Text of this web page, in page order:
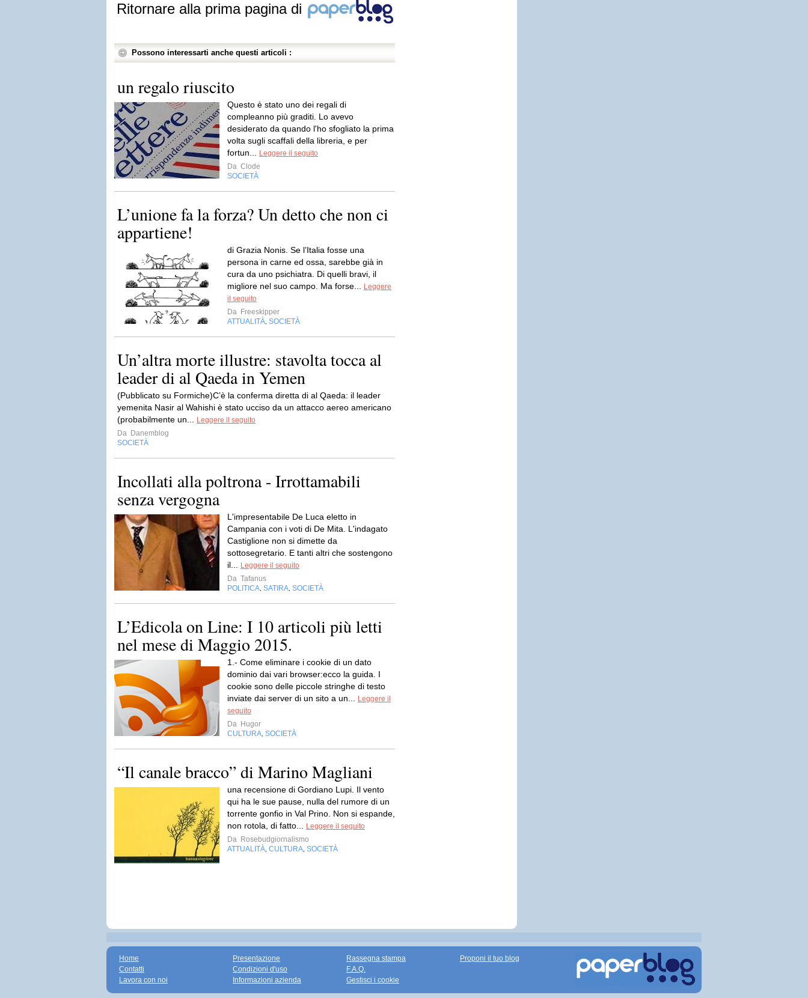
Ritornare alla prima pagina di
Possono interessarti anche questi articoli :
un regalo riuscito
Questo è stato uno dei regali di
compleanno più graditi. Lo avevo
desiderato da quando l'ho sfogliato la prima
volta sugli scaffali della libreria, e per
fortun...
Leggere il seguito
Da Clode
SOCIETÀ
L’unione fa la forza? Un detto che non ci
appartiene!
di Grazia Nonis. Se l’Italia fosse una
persona in carne ed ossa, sarebbe già in
cura da uno psichiatra. Di quelli bravi, il
migliore nel suo campo. Ma forse...
Leggere
il seguito
Da Freeskipper
ATTUALITÀ SOCIETÀ
Un’altra morte illustre: stavolta tocca al
leader di al Qaeda in Yemen
(Pubblicato su Formiche)C’è la conferma diretta di al Qaeda: il leader
yemenita Nasir al Wahishi è stato ucciso da un attacco aereo americano
(probabilmente un...
Leggere il seguito
Da Danemblog
SOCIETÀ
Incollati alla poltrona - Irrottamabili
senza vergogna
L'impresentabile De Luca eletto in
Campania con i voti di De Mita. L'indagato
Castiglione non si dimette da
sottosegretario. E tanti altri che sostengono
il...
Leggere il seguito
Da Tafanus
POLITICA SATIRA SOCIETÀ
L’Edicola on Line: I 10 articoli più letti
nel mese di Maggio 2015.
1.- Come eliminare i cookie di un dato
dominio dai vari browser:ecco la guida. I
cookie sono delle piccole stringhe di testo
inviate dai server di un sito a un...
Leggere il
seguito
Da Hugor
CULTURA SOCIETÀ
“Il canale bracco” di Marino Magliani
una recensione di Gordiano Lupi. Il vento
qui ha le sue pause, nulla del rumore di un
torrente gonfio in Val Prino. Non si espande,
non rotola, di fatto...
Leggere il seguito
Da Rosebudgiornalismo
ATTUALITÀ CULTURA SOCIETÀ
Home
Contatti
Lavora con noi
Presentazione
Condizioni d'uso
Informazioni azienda
Rassegna stampa
F.A.Q.
Gestisci i cookie
Proponi il tuo blog